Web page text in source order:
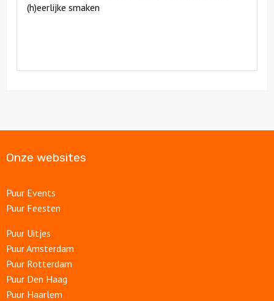
(h)eerlijke smaken
Onze websites
Puur Events
Puur Feesten
Puur Uitjes
Puur Amsterdam
Puur Rotterdam
Puur Den Haag
Puur Haarlem